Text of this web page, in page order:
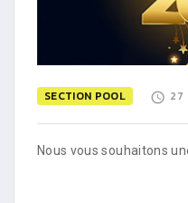
SECTION POOL 27
Nous vous souhaitons